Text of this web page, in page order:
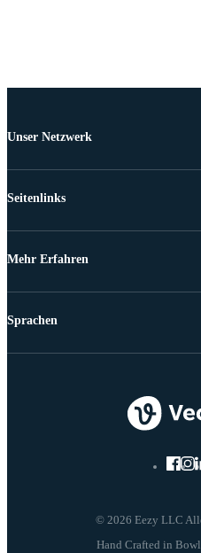
Unser Netzwerk
Seitenlinks
Mehr Erfahren
© 2026 Eezy LLC
Sprachen